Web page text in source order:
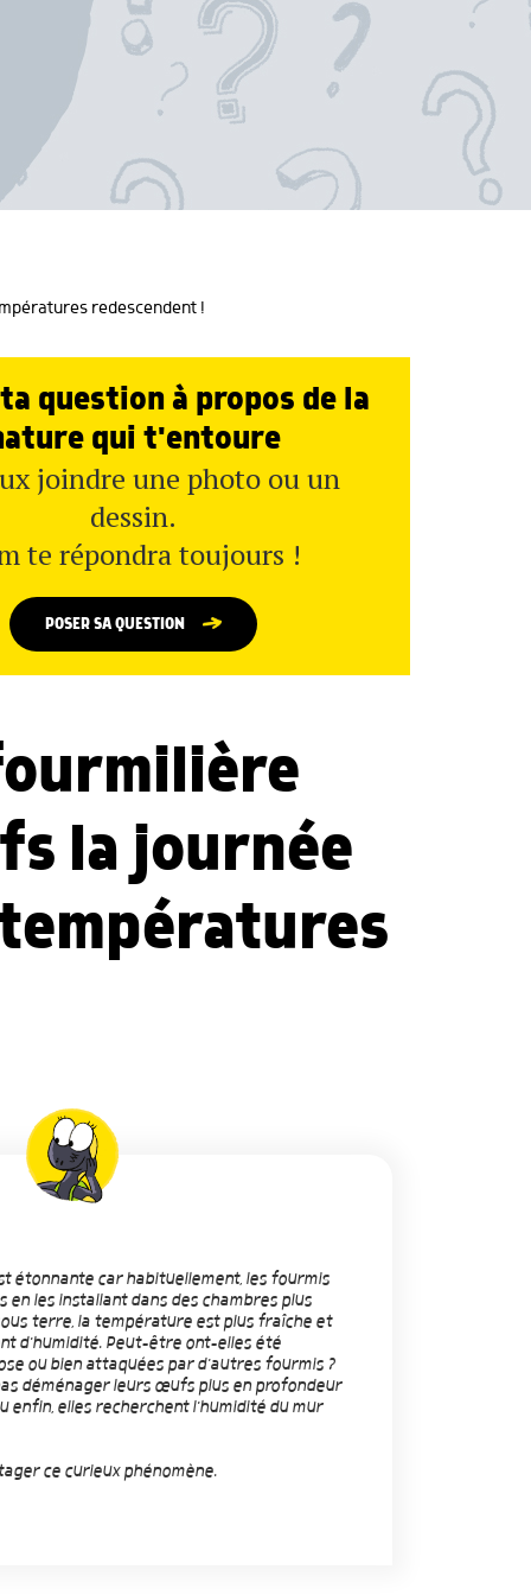
redescendent !
question à propos de la
qui t'entoure
joindre une photo ou un
dessin.
te répondra toujours !
POSER SA QUESTION
la journée
étonnante car habituellement, les fourmis
en les installant dans des chambres plus
terre, la température est plus fraîche et
d'humidité. Peut-être ont-elles été
ou bien attaquées par d'autres fourmis ?
déménager leurs œufs plus en profondeur
enfin, elles recherchent l'humidité du mur
ce curieux phénomène.